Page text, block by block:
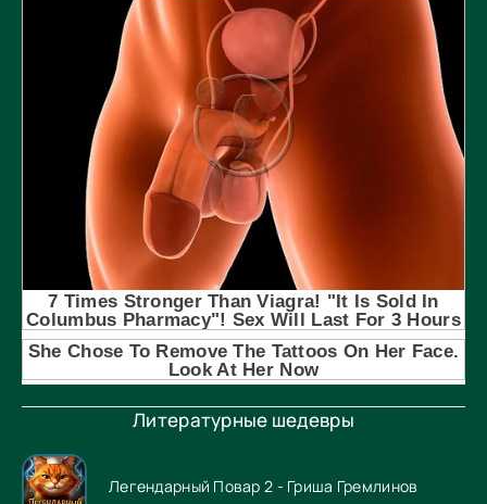
Литературные шедевры
Легендарный Повар 2 - Гриша Гремлинов